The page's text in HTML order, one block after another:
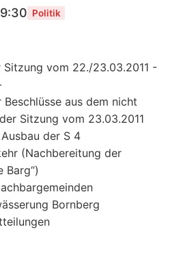
Politik
vom 22./23.03.2011 -
aus dem nicht
Sitzung vom 23.03.2011
der S 4
(Nachbereitung der
Barg“)
Bornberg